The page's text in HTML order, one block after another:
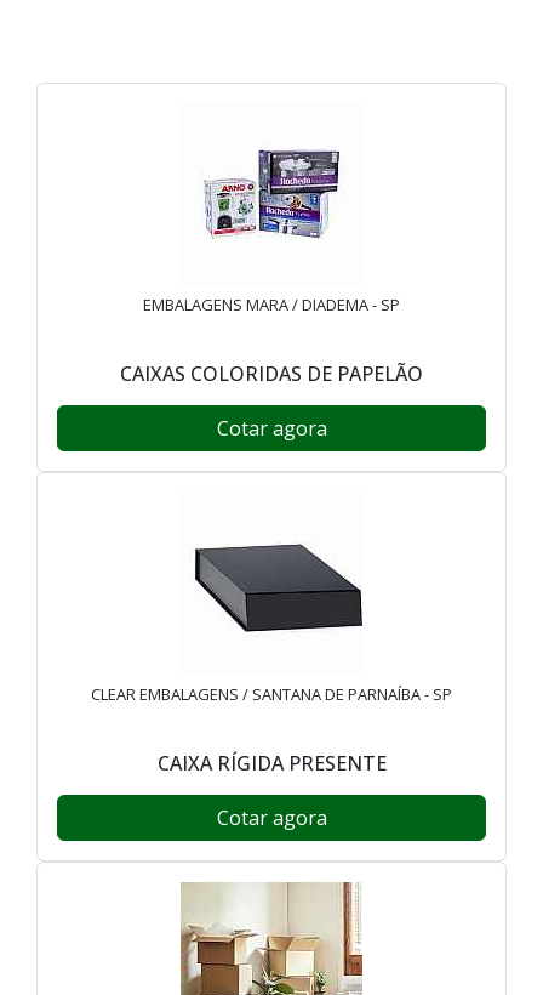
EMBALAGENS MARA / DIADEMA - SP
CAIXAS COLORIDAS DE PAPELÃO
Cotar agora
CLEAR EMBALAGENS / SANTANA DE PARNAÍBA - SP
CAIXA RÍGIDA PRESENTE
Cotar agora